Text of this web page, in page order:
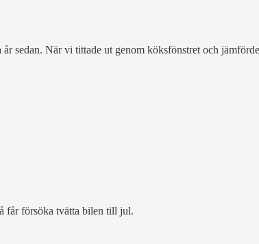
sedan. När vi tittade ut genom köksfönstret och
får försöka tvätta bilen till jul.